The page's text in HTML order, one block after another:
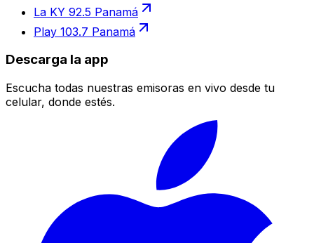
La KY 92.5 Panamá
Play 103.7 Panamá
Descarga la app
Escucha todas nuestras emisoras en vivo desde tu
celular, donde estés.